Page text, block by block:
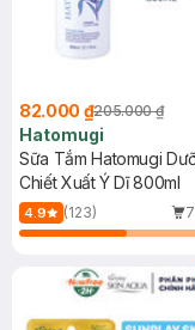
82.000 ₫205.000 ₫
Hatomugi
Sữa Tắm Hatomugi
Chiết Xuất Ý Dĩ 800ml
4.9 (123)